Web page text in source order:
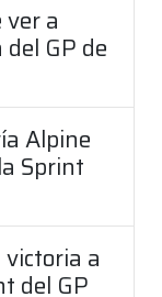
ver a
GP de
Alpine
Sprint
victoria a
del GP